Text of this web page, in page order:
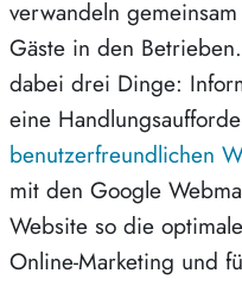
verwandeln
Gäste in den
dabei drei Dinge:
eine
benutzerfreundlichen
mit den Google
Website so die
Online-Marketing und